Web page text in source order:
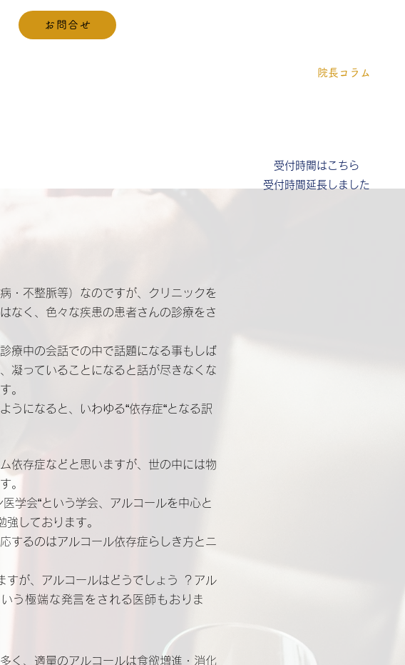
受付時間はこちら
受付時間延長しました
お問合せ
院長コラム
・不整脈等）なのですが、クリニックを
なく、色々な疾患の患者さんの診療をさ
療中の会話での中で話題になる事もしば
凝っていることになると話が尽きなくな
。
になると、いわゆる“依存症“となる訳
依存症などと思いますが、世の中には物
。
学会“という学会、アルコールを中心と
強しております。
するのはアルコール依存症らしき方とニ
すが、アルコールはどうでしょう ？アル
いう極端な発言をされる医師もお りま
く、適量のアルコールは食欲増進・消化